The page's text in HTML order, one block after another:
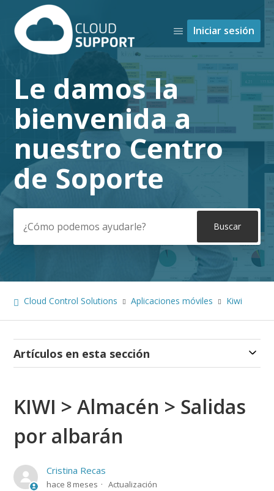
Iniciar sesión
Búsqueda
Le damos la
bienvenida a
nuestro Centro
de Soporte
Cloud Control Solutions Aplicaciones móviles Kiwi
Artículos en esta sección
KIWI > Almacén > Salidas
por albarán
Cristina Recas
hace 8 meses Actualización